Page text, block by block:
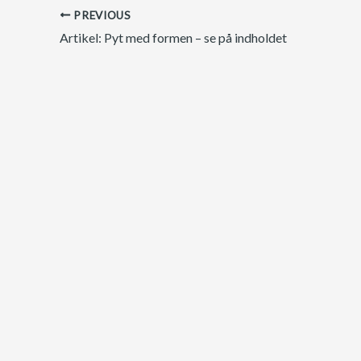
PREVIOUS
Artikel: Pyt med formen – se på indholdet